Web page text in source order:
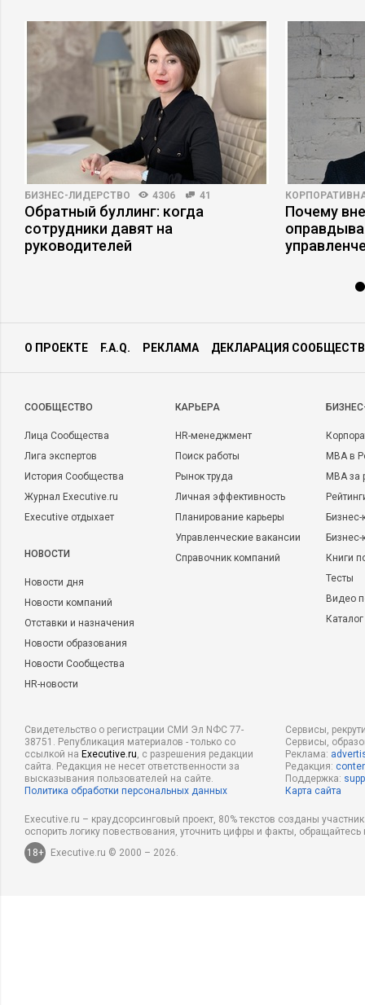
БИЗНЕС-ЛИДЕРСТВО 4306 41
Обратный буллинг: когда
сотрудники давят на
руководителей
Почему
О ПРОЕКТЕ F.A.Q. РЕКЛАМА ДЕКЛАРАЦИЯ
CООБЩЕСТВО
Лица Сообщества
Лига экспертов
История Сообщества
Журнал Executive.ru
Executive отдыхает
НОВОСТИ
Новости дня
Новости компаний
Отставки и назначения
Новости образования
Новости Сообщества
HR-новости
КАРЬЕРА
HR-менеджмент
Поиск работы
Рынок труда
Личная эффективность
Планирование карьеры
Управленческие вакансии
Справочник компаний
MBA в
MBA
Бизнес-
Книги
Тесты
Видео
Свидетельство о регистрации СМИ Эл NФС 77-
38751. Републикация материалов - только со
ссылкой на Executive.ru, с разрешения редакции
сайта. Редакция не несет ответственности за
высказывания пользователей на сайте.
Политика обработки персональных данных
Сервисы,
Сервисы,
Реклама:
Редакция:
Поддержка:
Карта сайта
Executive.ru – краудсорсинговый проект, 80% текстов созданы
оспорить логику повествования, уточнить цифры и факты,
18+
Executive.ru © 2000 – 2026.